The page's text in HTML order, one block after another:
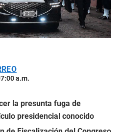
a.m.
la presunta fuga de
presidencial conocido